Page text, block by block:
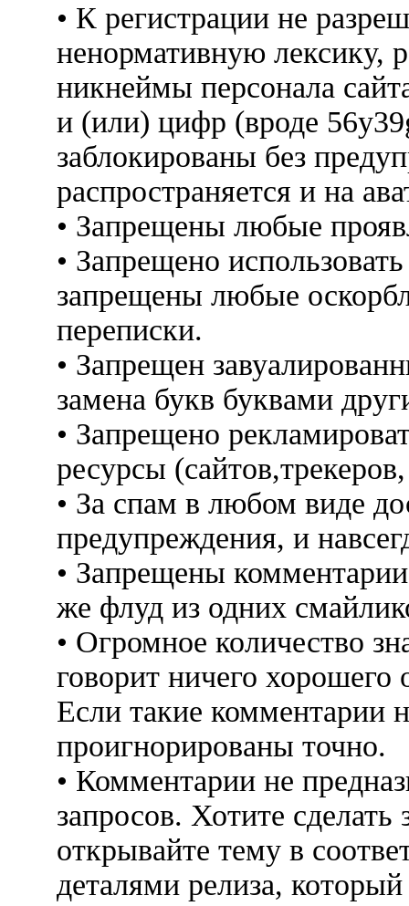
• К регистрации не
ненормативную лексику,
никнеймы персонала
и (или) цифр (вроде
заблокированы без
распространяется и на
• Запрещены любые
• Запрещено
запрещены любые
переписки.
• Запрещен
замена букв буквами
• Запрещено
ресурсы
• За спам в любом виде
предупреждения, и
• Запрещены
же флуд из одних
• Огромное количество
говорит ничего
Если такие комментарии
проигнорированы точно.
• Комментарии не
запросов. Хотите
открывайте тему в
деталями релиза,